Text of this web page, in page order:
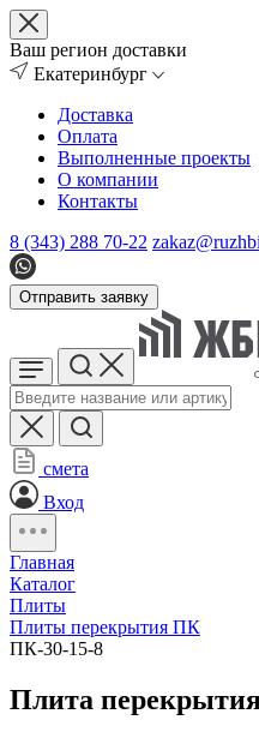
Ваш регион доставки
Екатеринбург
Доставка
Оплата
Выполненные проекты
О компании
Контакты
8 (343) 288 70-22
Отправить заявку
смета
Вход
Главная
Каталог
Плиты
Плиты перекрытия ПК
ПК-30-15-8
Плита